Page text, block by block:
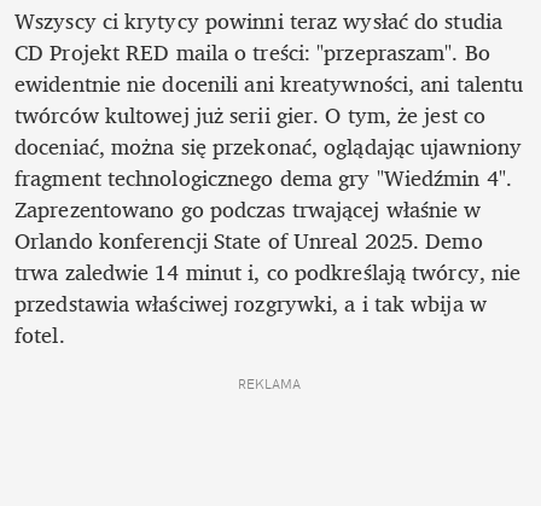
Wszyscy ci krytycy powinni teraz wysłać do studia
CD Projekt RED maila o treści: "przepraszam". Bo
ewidentnie nie docenili ani kreatywności, ani talentu
twórców kultowej już serii gier. O tym, że jest co
doceniać, można się przekonać, oglądając ujawniony
fragment technologicznego dema gry "Wiedźmin 4".
Zaprezentowano go podczas trwającej właśnie w
Orlando konferencji State of Unreal 2025. Demo
trwa zaledwie 14 minut i, co podkreślają twórcy, nie
przedstawia właściwej rozgrywki, a i tak wbija w
fotel.
REKLAMA